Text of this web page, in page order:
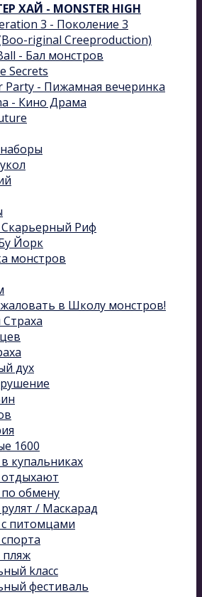
ХАЙ - MONSTER HIGH
3 - Поколение 3
riginal Creeproduction)
- Бал монстров
Secrets
Party - Пижамная вечеринка
- Кино Драма
Риф
Йорк
монстров
в Школу монстров!
дух
1600
купальниках
обмену
/ Маскарад
питомцами
kласс
фестиваль